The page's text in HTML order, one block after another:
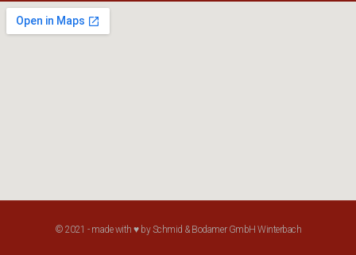
© 2021 - made with ♥ by Schmid & Bodamer GmbH Winterbach